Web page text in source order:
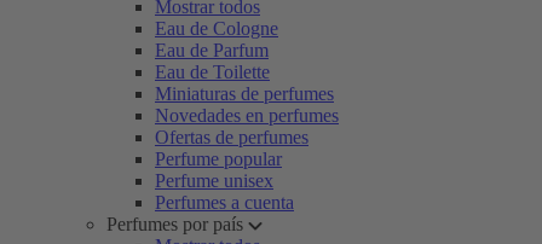
Mostrar todos
Eau de Cologne
Eau de Parfum
Eau de Toilette
Miniaturas de perfumes
Novedades en perfumes
Ofertas de perfumes
Perfume popular
Perfume unisex
Perfumes a cuenta
Perfumes por país